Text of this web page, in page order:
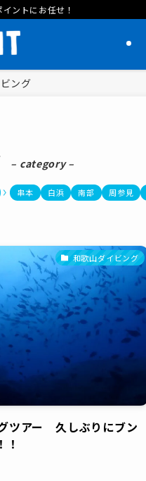
ントにお任せ！
ング
– category –
串本 白浜 南部 周参見
和歌山ダイビング
ツアー 久しぶりにブン